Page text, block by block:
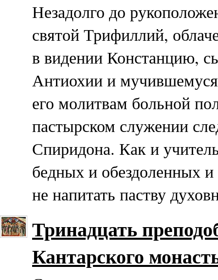
Незадолго до
святой Трифиллий,
в видении Констанцию,
Антиохии и
его молитвам больной
пастырском служении
Спиридона. Как и
бедных и обездоленных
не напитать паству
Тринадцать
Кантарского